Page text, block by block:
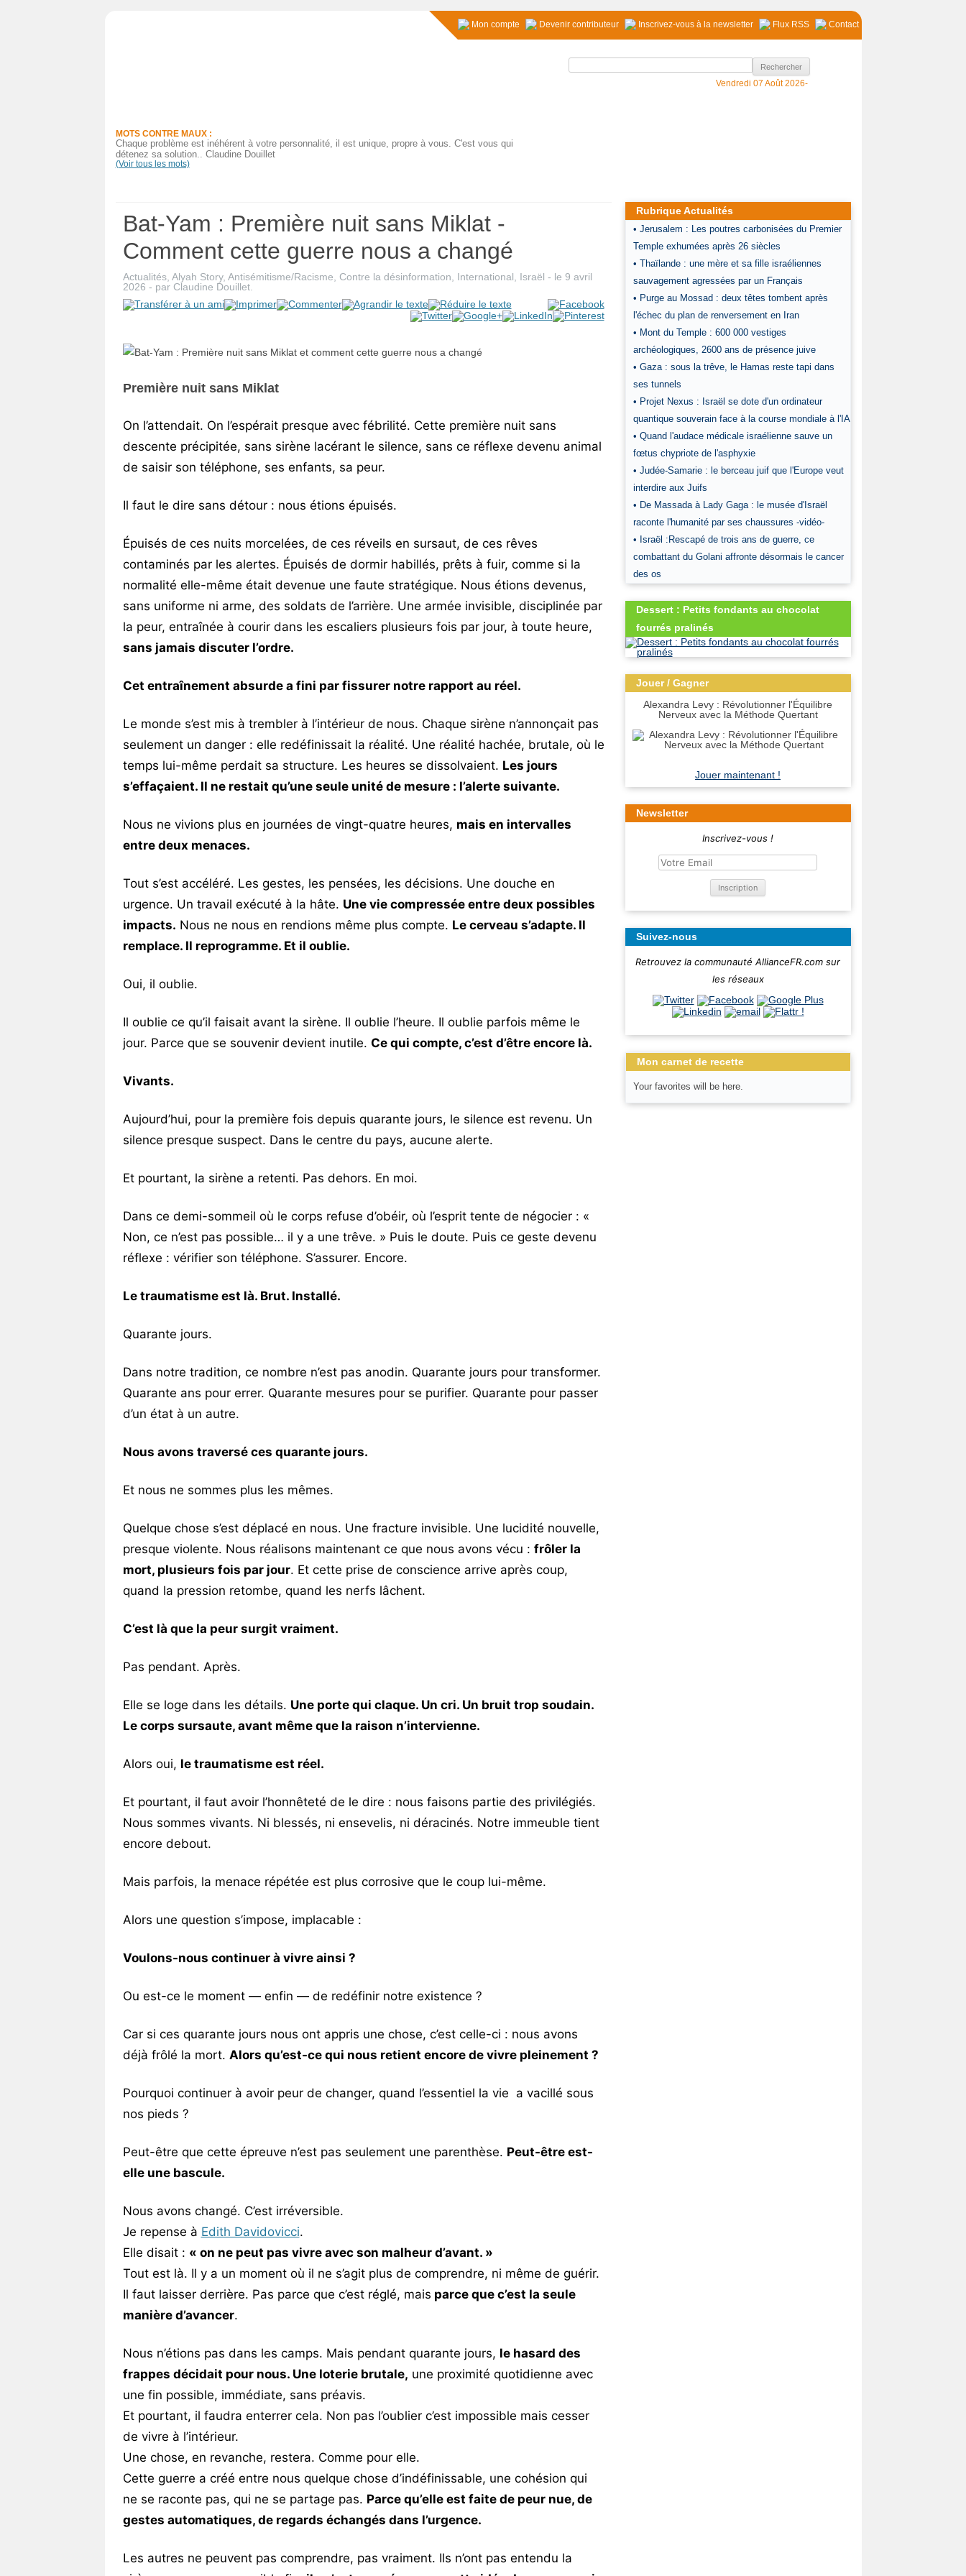
Mon compte Devenir contributeur Inscrivez-vous à la newsletter Flux RSS Contact
MOTS CONTRE MAUX :
Chaque problème est inéhérent à votre personnalité, il est unique, propre à vous. C'est vous qui
détenez sa solution.. Claudine Douillet
(Voir tous les mots)
Rechercher :
Vendredi 07 Août 2026-
Bat-Yam : Première nuit sans Miklat -
Comment cette guerre nous a changé
Actualités, Alyah Story, Antisémitisme/Racisme Contre la désinformation International Israël - le 9 avril
2026 - par Claudine Douillet.
Première nuit sans Miklat
On l’attendait. On l’espérait presque avec fébrilité. Cette première nuit sans
descente précipitée, sans sirène lacérant le silence, sans ce réflexe devenu animal
de saisir son téléphone, ses enfants, sa peur.
Il faut le dire sans détour : nous étions épuisés.
Épuisés de ces nuits morcelées, de ces réveils en sursaut, de ces rêves
contaminés par les alertes. Épuisés de dormir habillés, prêts à fuir, comme si la
normalité elle-même était devenue une faute stratégique. Nous étions devenus,
sans uniforme ni arme, des soldats de l’arrière. Une armée invisible, disciplinée par
la peur, entraînée à courir dans les escaliers plusieurs fois par jour, à toute heure,
sans jamais discuter l’ordre.
Cet entraînement absurde a fini par fissurer notre rapport au réel.
Le monde s’est mis à trembler à l’intérieur de nous. Chaque sirène n’annonçait pas
seulement un danger : elle redéfinissait la réalité. Une réalité hachée, brutale, où le
temps lui-même perdait sa structure. Les heures se dissolvaient. Les jours
s’effaçaient. Il ne restait qu’une seule unité de mesure : l’alerte suivante.
Nous ne vivions plus en journées de vingt-quatre heures, mais en intervalles
entre deux menaces.
Tout s’est accéléré. Les gestes, les pensées, les décisions. Une douche en
urgence. Un travail exécuté à la hâte. Une vie compressée entre deux possibles
impacts. Nous ne nous en rendions même plus compte. Le cerveau s’adapte. Il
remplace. Il reprogramme. Et il oublie.
Oui, il oublie.
Il oublie ce qu’il faisait avant la sirène. Il oublie l’heure. Il oublie parfois même le
jour. Parce que se souvenir devient inutile. Ce qui compte, c’est d’être encore là.
Vivants.
Aujourd’hui, pour la première fois depuis quarante jours, le silence est revenu. Un
silence presque suspect. Dans le centre du pays, aucune alerte.
Et pourtant, la sirène a retenti. Pas dehors. En moi.
Dans ce demi-sommeil où le corps refuse d’obéir, où l’esprit tente de négocier : «
Non, ce n’est pas possible… il y a une trêve. » Puis le doute. Puis ce geste devenu
réflexe : vérifier son téléphone. S’assurer. Encore.
Le traumatisme est là. Brut. Installé.
Quarante jours.
Dans notre tradition, ce nombre n’est pas anodin. Quarante jours pour transformer.
Quarante ans pour errer. Quarante mesures pour se purifier. Quarante pour passer
d’un état à un autre.
Nous avons traversé ces quarante jours.
Et nous ne sommes plus les mêmes.
Quelque chose s’est déplacé en nous. Une fracture invisible. Une lucidité nouvelle,
presque violente. Nous réalisons maintenant ce que nous avons vécu : frôler la
mort, plusieurs fois par jour. Et cette prise de conscience arrive après coup,
quand la pression retombe, quand les nerfs lâchent.
C’est là que la peur surgit vraiment.
Pas pendant. Après.
Elle se loge dans les détails. Une porte qui claque. Un cri. Un bruit trop soudain.
Le corps sursaute, avant même que la raison n’intervienne.
Alors oui, le traumatisme est réel.
Et pourtant, il faut avoir l’honnêteté de le dire : nous faisons partie des privilégiés.
Nous sommes vivants. Ni blessés, ni ensevelis, ni déracinés. Notre immeuble tient
encore debout.
Mais parfois, la menace répétée est plus corrosive que le coup lui-même.
Alors une question s’impose, implacable :
Voulons-nous continuer à vivre ainsi ?
Ou est-ce le moment — enfin — de redéfinir notre existence ?
Car si ces quarante jours nous ont appris une chose, c’est celle-ci : nous avons
déjà frôlé la mort. Alors qu’est-ce qui nous retient encore de vivre pleinement ?
Pourquoi continuer à avoir peur de changer, quand l’essentiel la vie a vacillé sous
nos pieds ?
Peut-être que cette épreuve n’est pas seulement une parenthèse. Peut-être est-
elle une bascule.
Nous avons changé. C’est irréversible.
Je repense à Edith Davidovicci.
Elle disait : « on ne peut pas vivre avec son malheur d’avant. »
Tout est là. Il y a un moment où il ne s’agit plus de comprendre, ni même de guérir.
Il faut laisser derrière. Pas parce que c’est réglé, mais parce que c’est la seule
manière d’avancer.
Nous n’étions pas dans les camps. Mais pendant quarante jours, le hasard des
frappes décidait pour nous. Une loterie brutale, une proximité quotidienne avec
une fin possible, immédiate, sans préavis.
Et pourtant, il faudra enterrer cela. Non pas l’oublier c’est impossible mais cesser
de vivre à l’intérieur.
Une chose, en revanche, restera. Comme pour elle.
Cette guerre a créé entre nous quelque chose d’indéfinissable, une cohésion qui
ne se raconte pas, qui ne se partage pas. Parce qu’elle est faite de peur nue, de
gestes automatiques, de regards échangés dans l’urgence.
Les autres ne peuvent pas comprendre, pas vraiment. Ils n’ont pas entendu la
Rubrique Actualités
• Jerusalem : Les poutres carbonisées du Premier
Temple exhumées après 26 siècles
• Thaïlande : une mère et sa fille israéliennes
sauvagement agressées par un Français
• Purge au Mossad : deux têtes tombent après
l'échec du plan de renversement en Iran
• Mont du Temple : 600 000 vestiges
archéologiques, 2600 ans de présence juive
• Gaza : sous la trêve, le Hamas reste tapi dans
ses tunnels
• Projet Nexus : Israël se dote d'un ordinateur
quantique souverain face à la course mondiale à l'IA
• Quand l'audace médicale israélienne sauve un
fœtus chypriote de l'asphyxie
• Judée-Samarie : le berceau juif que l'Europe veut
interdire aux Juifs
• De Massada à Lady Gaga : le musée d'Israël
raconte l'humanité par ses chaussures -vidéo-
• Israël :Rescapé de trois ans de guerre, ce
combattant du Golani affronte désormais le cancer
des os
Dessert : Petits fondants au chocolat
fourrés pralinés
Jouer / Gagner
Alexandra Levy : Révolutionner l'Équilibre
Nerveux avec la Méthode Quertant
Jouer maintenant !
Newsletter
Inscrivez-vous !
Suivez-nous
Retrouvez la communauté AllianceFR.com sur
les réseaux
Mon carnet de recette
Your favorites will be here.